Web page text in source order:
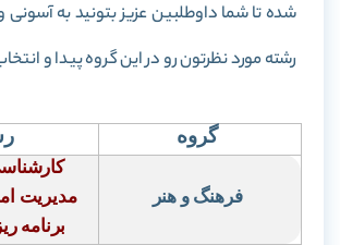
شده تا شما داوطلبین عزیز بتونید به
رشته مورد نظرتون رو در این گروه پیدا و
گروه
فرهنگ و هنر
مديريت
برنامه